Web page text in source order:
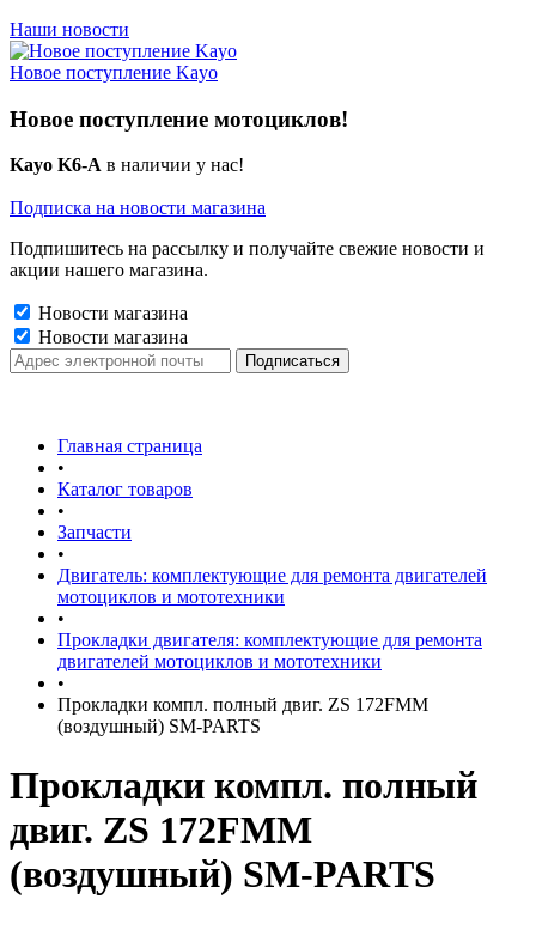
Наши новости
Новое поступление Kayo
Новое поступление мотоциклов!
Kayo K6-A в наличии у нас!
Подписка на новости магазина
Подпишитесь на рассылку и получайте свежие новости и
акции нашего магазина.
Новости магазина
Новости магазина
Главная страница
•
Каталог товаров
•
Запчасти
•
Двигатель: комплектующие для ремонта двигателей
мотоциклов и мототехники
•
Прокладки двигателя: комплектующие для ремонта
двигателей мотоциклов и мототехники
•
Прокладки компл. полный двиг. ZS 172FMM
(воздушный) SM-PARTS
Прокладки компл. полный
двиг. ZS 172FMM
(воздушный) SM-PARTS